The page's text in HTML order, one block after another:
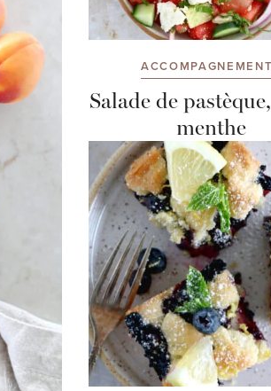
Salade de
menthe